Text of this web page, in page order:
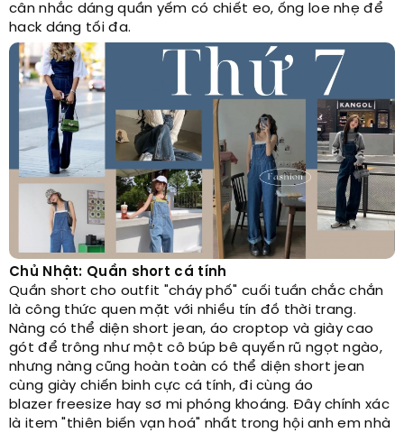
cân nhắc dáng quần yếm có chiết eo, ống loe nhẹ để
hack dáng tối đa.
Chủ Nhật: Quần short cá tính
Quần short cho outfit "cháy phố" cuối tuần chắc chắn
là công thức quen mặt với nhiều tín đồ thời trang.
Nàng có thể diện short jean, áo croptop và giày cao
gót để trông như một cô búp bê quyến rũ ngọt ngào,
nhưng nàng cũng hoàn toàn có thể diện short jean
cùng giày chiến binh cực cá tính, đi cùng áo
blazer freesize hay sơ mi phóng khoáng. Đây chính xác
là item "thiên biến vạn hoá" nhất trong hội anh em nhà